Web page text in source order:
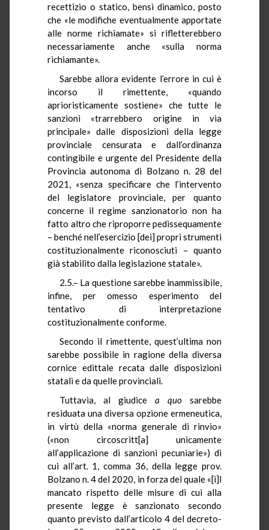
recettizio o statico, bensì dinamico, posto
che «le modifiche eventualmente apportate
alle norme richiamate» si rifletterebbero
necessariamente anche «sulla norma
richiamante».
Sarebbe allora evidente l’errore in cui è
incorso il rimettente, «quando
aprioristicamente sostiene» che tutte le
sanzioni «trarrebbero origine in via
principale» dalle disposizioni della legge
provinciale censurata e dall’ordinanza
contingibile e urgente del Presidente della
Provincia autonoma di Bolzano n. 28 del
2021, «senza specificare che l’intervento
del legislatore provinciale, per quanto
concerne il regime sanzionatorio non ha
fatto altro che riproporre pedissequamente
– benché nell’esercizio [dei] propri strumenti
costituzionalmente riconosciuti – quanto
già stabilito dalla legislazione statale».
2.5.– La questione sarebbe inammissibile,
infine, per omesso esperimento del
tentativo di interpretazione
costituzionalmente conforme.
Secondo il rimettente, quest’ultima non
sarebbe possibile in ragione della diversa
cornice edittale recata dalle disposizioni
statali e da quelle provinciali.
Tuttavia, al giudice a quo sarebbe
residuata una diversa opzione ermeneutica,
in virtù della «norma generale di rinvio»
(«non circoscritt[a] unicamente
all’applicazione di sanzioni pecuniarie») di
cui all’art. 1, comma 36, della legge prov.
Bolzano n. 4 del 2020, in forza del quale «[i]l
mancato rispetto delle misure di cui alla
presente legge è sanzionato secondo
quanto previsto dall’articolo 4 del decreto-